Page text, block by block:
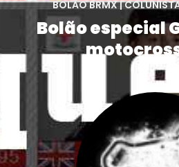
BOLÃO BRMX|
Bolão especial